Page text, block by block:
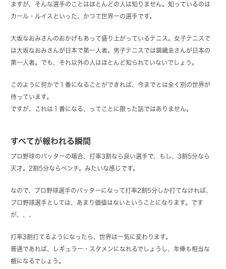
ますが、そんな選手のことはほとんどの人は知りません。知っているのは
カール・ルイスといった、かつて世界一の選手です。
大坂なおみさんのおかげもあって盛り上がっているテニス。女子テニスで
は大坂なおみさんが日本で第一人者。男子テニスでは錦織圭さんが日本の
第一人者。でも、それ以外の人はほとんど知られていないでしょう。
このように何かで１番になることができれば、今までとは全く別の世界が
待っています。
ですが、これは１番になる、ってことに限った話ではありません。
すべてが報われる瞬間
プロ野球のバッターの場合、打率3割なら良い選手で、もし、3割5分なら
天才。2割5分ならベンチ。みたいな感じです。
なので、プロ野球選手のバッターになって打率2割5分しか打てなければ、
プロ野球選手としては、あまり価値はないということになります。です
が、、、
打率3割打てるようになったら、世界は一気に変わります。
普通であれば、レギュラー・スタメンになれるでしょうし、年俸も相当な
額になるでしょう。